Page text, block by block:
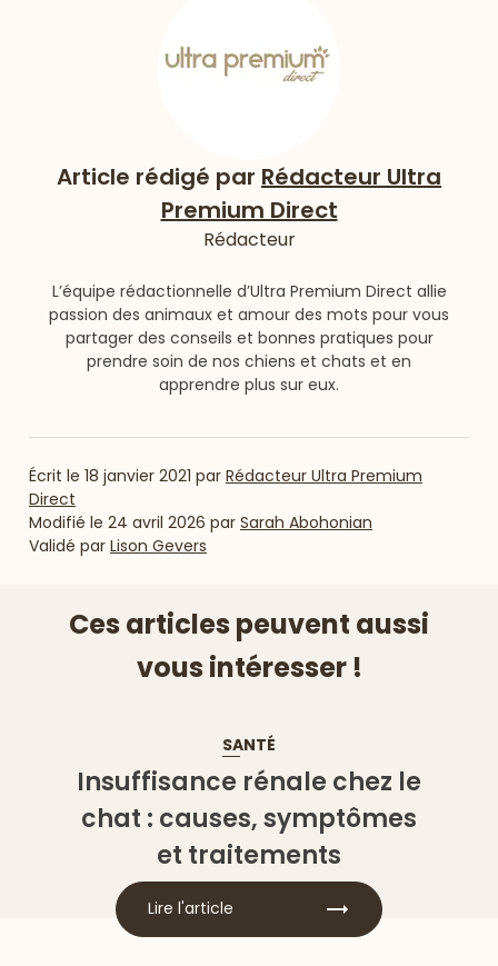
Article rédigé par Rédacteur Ultra
Premium Direct
Rédacteur
L’équipe rédactionnelle d’Ultra Premium Direct allie
passion des animaux et amour des mots pour vous
partager des conseils et bonnes pratiques pour
prendre soin de nos chiens et chats et en
apprendre plus sur eux.
Écrit le 18 janvier 2021 par Rédacteur Ultra Premium
Direct
Modifié le 24 avril 2026 par Sarah Abohonian
Validé par Lison Gevers
Ces articles peuvent aussi
vous intéresser !
SANTÉ
Insuffisance rénale chez le
chat : causes, symptômes
et traitements
Lire l'article